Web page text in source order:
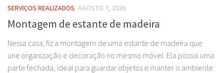
SERVIÇOS REALIZADOS AGOSTO 7, 2026
Montagem de estante de madeira
Nessa casa, fiz a montagem de uma estante de madeira que
une organização e decoração no mesmo móvel. Ela possui uma
parte fechada, ideal para guardar objetos e manter o ambiente